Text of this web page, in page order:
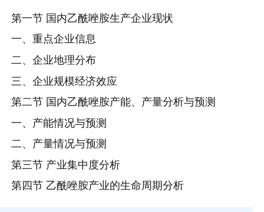
第一节 国内乙酰唑胺生产企业现状
一、重点企业信息
二、企业地理分布
三、企业规模经济效应
第二节 国内乙酰唑胺产能、产量分析与预测
一、产能情况与预测
二、产量情况与预测
第三节 产业集中度分析
第四节 乙酰唑胺产业的生命周期分析